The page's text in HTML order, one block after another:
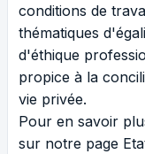
conditions de
thématiques
d'éthique
propice à la
vie privée.
Pour en savoir
sur notre page